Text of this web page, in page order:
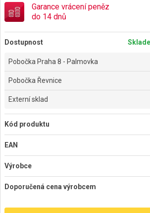
Garance vrácení peněz
do 14 dnů
Dostupnost
Pobočka Praha 8 - Palmovka
Pobočka Řevnice
Externí sklad
Kód produktu
EAN
Výrobce
Doporučená cena výrobcem